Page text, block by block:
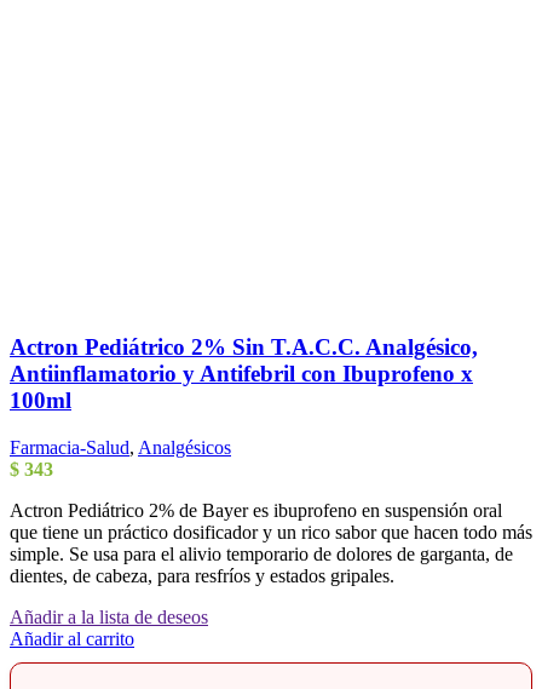
Actron Pediátrico 2% Sin T.A.C.C. Analgésico,
Antiinflamatorio y Antifebril con Ibuprofeno x
100ml
Farmacia-Salud, Analgésicos
$ 343
Actron Pediátrico 2% de Bayer es ibuprofeno en suspensión oral
que tiene un práctico dosificador y un rico sabor que hacen todo más
simple. Se usa para el alivio temporario de dolores de garganta, de
dientes, de cabeza, para resfríos y estados gripales.
Añadir a la lista de deseos
Añadir al carrito